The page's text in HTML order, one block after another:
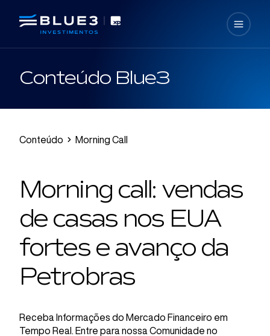
Conteúdo Blue3
Conteúdo Morning Call
Morning call: vendas
de casas nos EUA
fortes e avanço da
Petrobras
Receba Informações do Mercado Financeiro em
Tempo Real. Entre para nossa Comunidade no